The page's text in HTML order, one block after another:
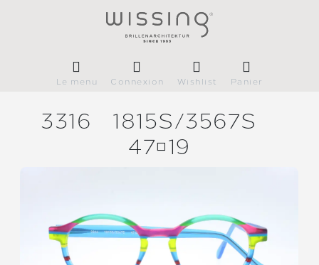
Le menu Connexion Wishlist Panier
3316 1815S/3567S
4719